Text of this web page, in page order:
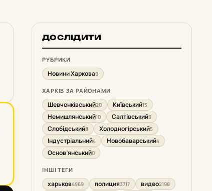
ДОСЛІДИТИ
РУБРИКИ
Новини Харкова9
ХАРКІВ ЗА РАЙОНАМИ
Шевченківський20 Київський13
Немишлянський10 Салтівський9
Слобідський8 Холодногірський5
Індустріальний4 Новобаварський4
Основ’янський0
ІНШІ ТЕГИ
харьков4969 полиция3717 видео2198